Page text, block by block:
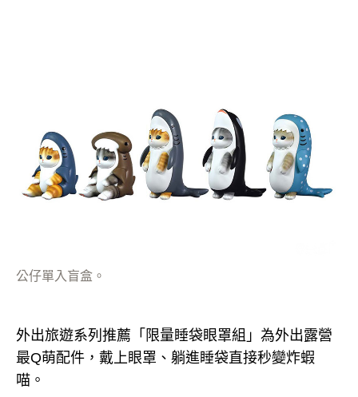
公仔單入盲盒。
外出旅遊系列推薦「限量睡袋眼罩組」為外出露營
最Q萌配件，戴上眼罩、躺進睡袋直接秒變炸蝦
喵。